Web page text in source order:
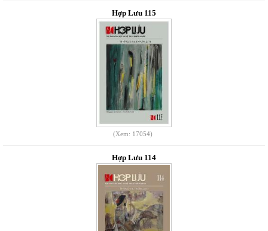
Hợp Lưu 115
(Xem: 17054)
Hợp Lưu 114